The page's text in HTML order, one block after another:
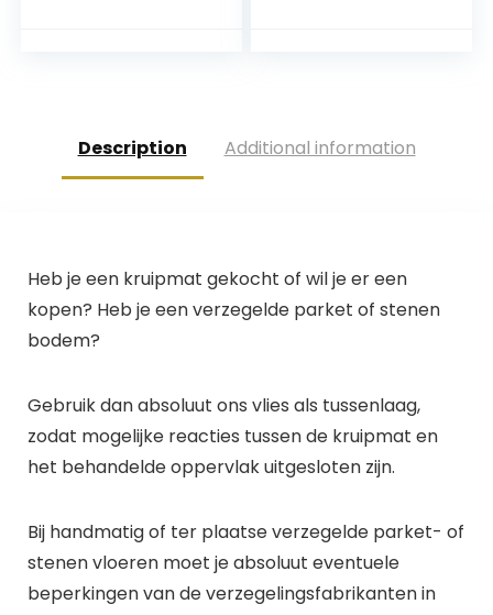
Description Additional information
Heb je een kruipmat gekocht of wil je er een
kopen? Heb je een verzegelde parket of stenen
bodem?
Gebruik dan absoluut ons vlies als tussenlaag,
zodat mogelijke reacties tussen de kruipmat en
het behandelde oppervlak uitgesloten zijn.
Bij handmatig of ter plaatse verzegelde parket- of
stenen vloeren moet je absoluut eventuele
beperkingen van de verzegelingsfabrikanten in